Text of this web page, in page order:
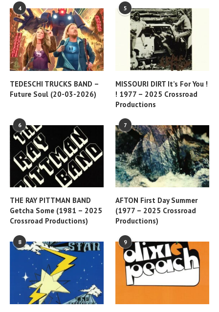
4
TEDESCHI TRUCKS BAND –
Future Soul (20-03-2026)
5
MISSOURI DIRT It’s For You !
! 1977 – 2025 Crossroad
Productions
6
THE RAY PITTMAN BAND
Getcha Some (1981 – 2025
Crossroad Productions)
7
AFTON First Day Summer
(1977 – 2025 Crossroad
Productions)
8 9